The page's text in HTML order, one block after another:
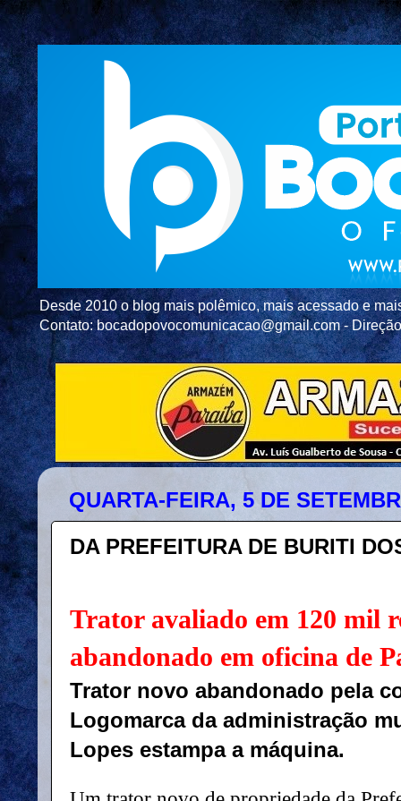
Desde 2010 o blog mais polêmico, mais acessado e
Contato: bocadopovocomunicacao@gmail.com -
QUARTA-FEIRA, 5 DE
DA PREFEITURA DE BURITI
Trator avaliado em 120 mil
abandonado em oficina de
Trator novo abandonado pela
Logomarca da administração
Lopes estampa a máquina.